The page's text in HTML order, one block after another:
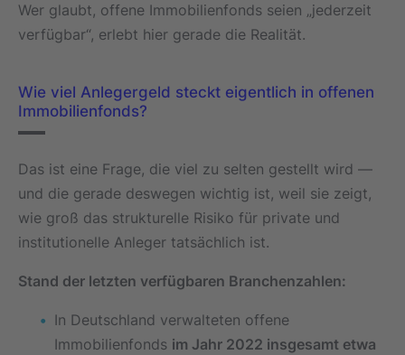
Wer glaubt, offene Immobilienfonds seien „jederzeit
verfügbar“, erlebt hier gerade die Realität.
Wie viel Anlegergeld steckt eigentlich in offenen
Immobilienfonds?
Das ist eine Frage, die viel zu selten gestellt wird —
und die gerade deswegen wichtig ist, weil sie zeigt,
wie groß das strukturelle Risiko für private und
institutionelle Anleger tatsächlich ist.
Stand der letzten verfügbaren Branchenzahlen:
In Deutschland verwalteten offene
Immobilienfonds im Jahr 2022 insgesamt etwa